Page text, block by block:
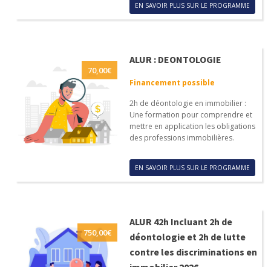
EN SAVOIR PLUS SUR LE PROGRAMME
70,00€
ALUR : DEONTOLOGIE
Financement possible
2h de déontologie en immobilier :
Une formation pour comprendre et
mettre en application les obligations
des professions immobilières.
EN SAVOIR PLUS SUR LE PROGRAMME
750,00€
ALUR 42h Incluant 2h de
déontologie et 2h de lutte
contre les discriminations en